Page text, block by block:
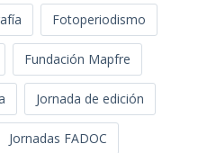
Fotoperiodismo
Fundación Mapfre
Jornada de edición
Jornadas FADOC